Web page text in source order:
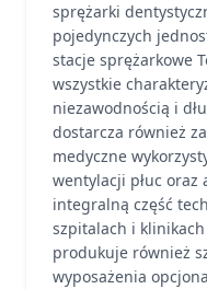
sprężarki
pojedynczych
stacje sprężarkowe
wszystkie
niezawodnością i
dostarcza również
medyczne
wentylacji płuc
integralną część
szpitalach i klinikach
produkuje również
wyposażenia